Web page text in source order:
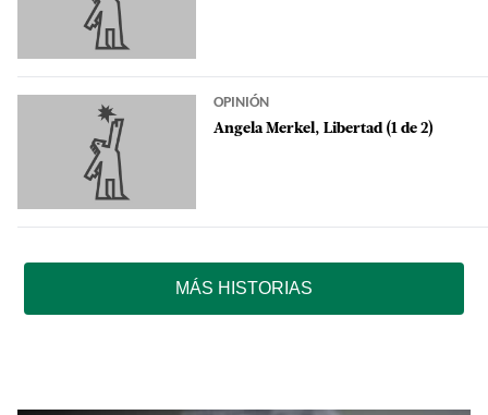
OPINIÓN
Angela Merkel, Libertad (1 de 2)
MÁS HISTORIAS